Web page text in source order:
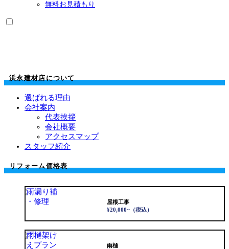
無料お見積もり
浜永建材店について
選ばれる理由
会社案内
代表挨拶
会社概要
アクセスマップ
スタッフ紹介
リフォーム価格表
屋根工事
¥20,000~ （税込）
雨樋